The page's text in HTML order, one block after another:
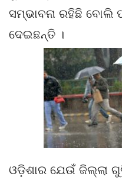
ସମ୍ଭାବନା ରହିଛି ବୋଲି
ଦେଇଛନ୍ତି ।
ଓଡ଼ିଶାର ଯେଉଁ ଜିଲ୍ଲା